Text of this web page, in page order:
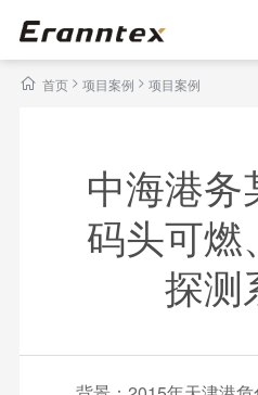
首页> 项目案例 > 项目案例
中海港务
码头可燃
探测